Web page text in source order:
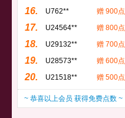
16. U762** 赠 900点
17. U24564** 赠 800点
18. U29132** 赠 700点
19. U28573** 赠 600点
20. U21518** 赠 500点
~ 恭喜以上会员 获得免费点数 ~